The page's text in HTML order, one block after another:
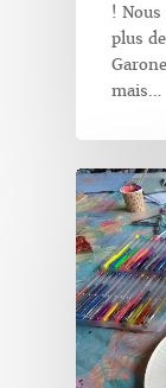
!
plus
mais…